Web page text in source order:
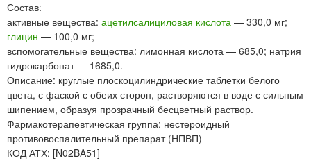
Состав:
активные вещества: ацетилсалициловая кислота — 330,0 мг;
глицин — 100,0 мг;
вспомогательные вещества: лимонная кислота — 685,0; натрия
гидрокарбонат — 1685,0.
Описание: круглые плоскоцилиндрические таблетки белого
цвета, с фаской с обеих сторон, растворяются в воде с сильным
шипением, образуя прозрачный бесцветный раствор.
Фармакотерапевтическая группа: нестероидный
противовоспалительный препарат (НПВП)
КОД АТХ: [N02BA51]